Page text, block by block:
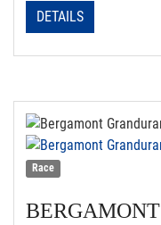
DETAILS
Race
BERGAMONT